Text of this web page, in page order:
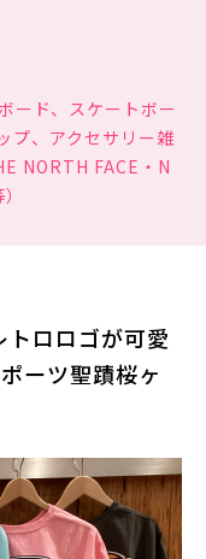
ード、スケートボー
プ、アクセサリー雑
NORTH FACE・N
トロロゴが可愛
ーツ聖蹟桜ヶ